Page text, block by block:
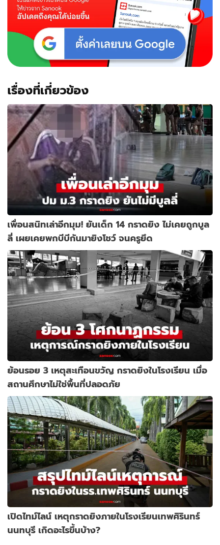
เรื่องที่เกี่ยวข้อง
เพื่อนสนิทเล่าอีกมุม! ยันเด็ก 14 กราดยิง ไม่เคยถูกบูล
ลี่ เผยเคยพกบีบีกันมายิงโชว์ จนครูยึด
ย้อนรอย 3 เหตุสะเทือนขวัญ กราดยิงในโรงเรียน เมื่อ
สถานศึกษาไม่ใช่พื้นที่ปลอดภัย
เปิดไทม์ไลน์ เหตุกราดยิงภายในโรงเรียนเทพศิรินทร์
นนทบุรี เกิดอะไรขึ้นบ้าง?